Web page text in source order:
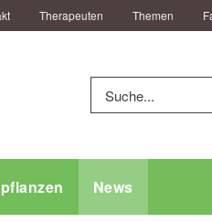
Therapeuten Themen
News